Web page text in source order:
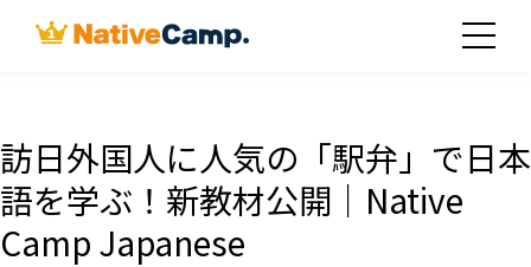
訪日外国人に人気の「駅弁」で日本
語を学ぶ！新教材公開｜Native
Camp Japanese